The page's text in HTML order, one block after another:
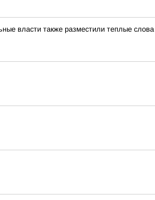
власти также разместили теплые слова